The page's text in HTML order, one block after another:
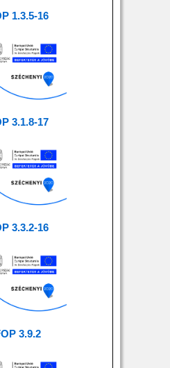
1.3.5-16
3.1.8-17
3.3.2-16
3.9.2